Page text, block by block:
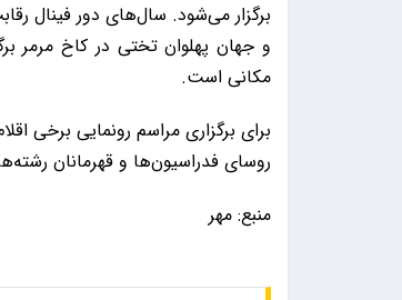
برگزار می‌شود. سال‌های دور فینال
و جهان پهلوان تختی در کاخ مرمر
مکانی است.
برای برگزاری مراسم رونمایی برخی
روسای فدراسیون‌ها و قهرمانان
منبع: مهر